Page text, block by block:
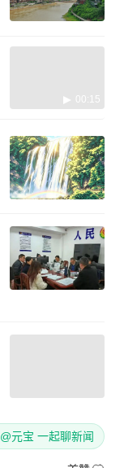
00:15
@元宝 一起聊新闻